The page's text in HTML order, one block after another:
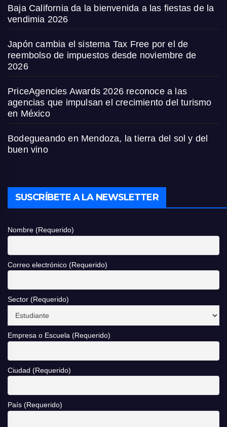
Baja California da la bienvenida a las fiestas de la
vendimia 2026
Japón cambia el sistema Tax Free por el de
reembolso de impuestos desde noviembre de
2026
PriceAgencies Awards 2026 reconoce a las
agencias que impulsan el crecimiento del turismo
en México
Bodegueando en Mendoza, la tierra del sol y del
buen vino
SUSCRÍBETE A LA NEWSLETTER
Nombre (Requerido)
Correo electrónico (Requerido)
Sector (Requerido)
Empresa o Escuela (Requerido)
Ciudad (Requerido)
País (Requerido)